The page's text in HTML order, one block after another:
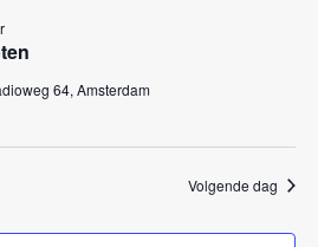
n
w
e
a
t
64, Amsterdam
Volgende dag